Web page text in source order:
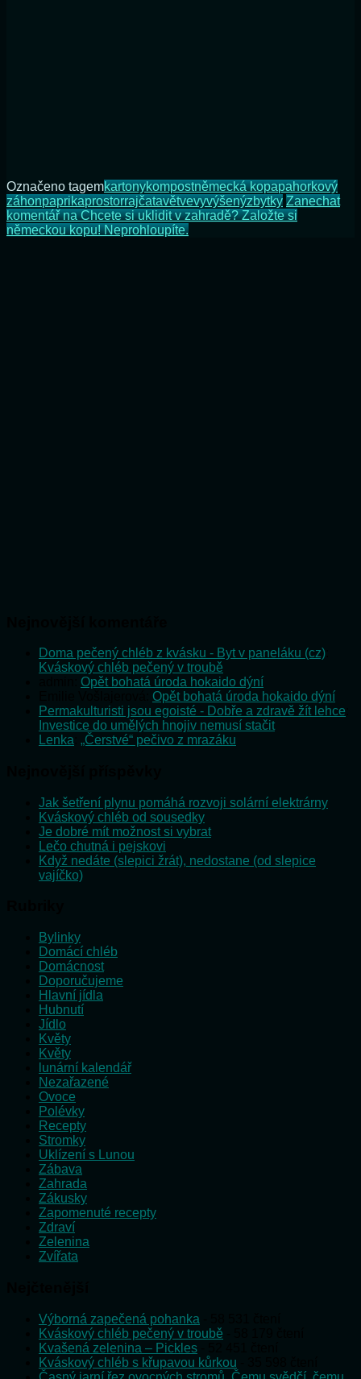
Označeno tagemkartonykompostněmecká kopapahorkový
záhonpaprikaprostorrajčatavětvevyvýšenýzbytky Zanechat
komentářna Chcete si uklidit v zahradě? Založte si
německou kopu! Neprohloupíte.
Doma pečený chléb z kvásku - Byt v paneláku (cz)
Kváskový chléb pečený v troubě
Opět bohatá úroda hokaido dýní
Opět bohatá úroda hokaido dýní
Permakulturisti jsou egoisté - Dobře a zdravě žít lehce
Investice do umělých hnojiv nemusí stačit
Lenka „Čerstvé“ pečivo z mrazáku
Jak šetření plynu pomáhá rozvoji solární elektrárny
Kváskový chléb od sousedky
Je dobré mít možnost si vybrat
Lečo chutná i pejskovi
Když nedáte (slepici žrát), nedostane (od slepice
vajíčko)
Bylinky
Domácí chléb
Domácnost
Doporučujeme
Hlavní jídla
Hubnutí
Jídlo
Květy
Květy
lunární kalendář
Nezařazené
Ovoce
Polévky
Recepty
Stromky
Uklízení s Lunou
Zábava
Zahrada
Zákusky
Zapomenuté recepty
Zdraví
Zelenina
Zvířata
Výborná zapečená pohanka
Kváskový chléb pečený v troubě
Kvašená zelenina – Pickles
Kváskový chléb s křupavou kůrkou